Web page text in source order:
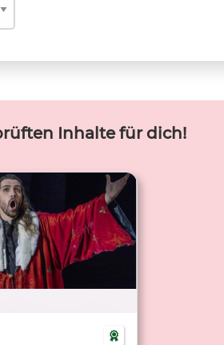
Inhalte für dich!